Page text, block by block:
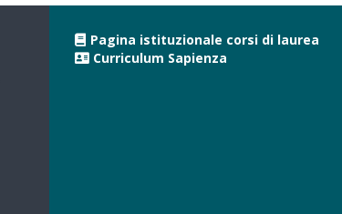
Pagina istituzionale corsi di laurea
Curriculum Sapienza